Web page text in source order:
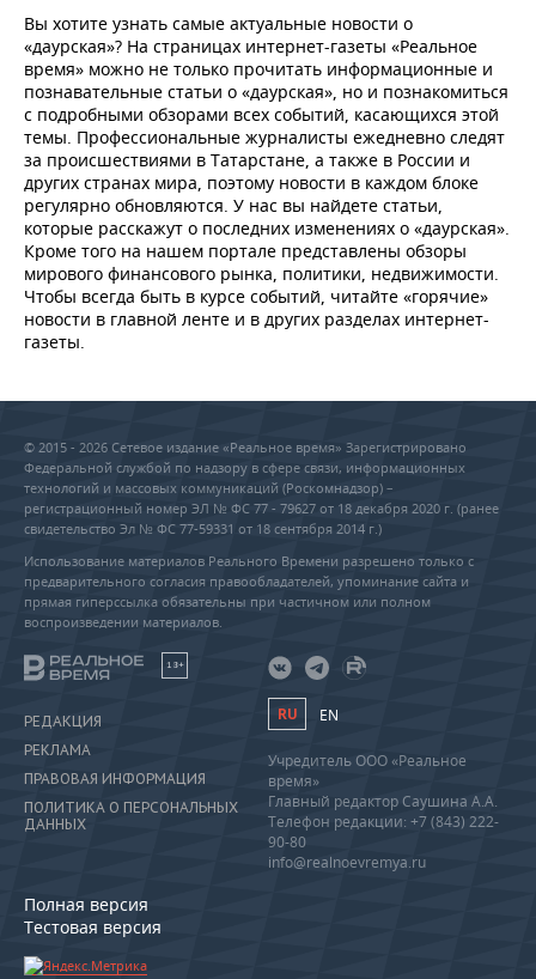
Вы хотите узнать самые актуальные новости о
«даурская»? На страницах интернет-газеты «Реальное
время» можно не только прочитать информационные и
познавательные статьи о «даурская», но и познакомиться
с подробными обзорами всех событий, касающихся этой
темы. Профессиональные журналисты ежедневно следят
за происшествиями в Татарстане, а также в России и
других странах мира, поэтому новости в каждом блоке
регулярно обновляются. У нас вы найдете статьи,
которые расскажут о последних изменениях о «даурская».
Кроме того на нашем портале представлены обзоры
мирового финансового рынка, политики, недвижимости.
Чтобы всегда быть в курсе событий, читайте «горячие»
новости в главной ленте и в других разделах интернет-
газеты.
© 2015 - 2026 Сетевое издание «Реальное время» Зарегистрировано
Федеральной службой по надзору в сфере связи, информационных
технологий и массовых коммуникаций (Роскомнадзор) –
регистрационный номер ЭЛ № ФС 77 - 79627 от 18 декабря 2020 г. (ранее
свидетельство Эл № ФС 77-59331 от 18 сентября 2014 г.)
Использование материалов Реального Времени разрешено только с
предварительного согласия правообладателей, упоминание сайта и
прямая гиперссылка обязательны при частичном или полном
воспроизведении материалов.
18+
РЕДАКЦИЯ
РЕКЛАМА
ПРАВОВАЯ ИНФОРМАЦИЯ
ПОЛИТИКА О ПЕРСОНАЛЬНЫХ
ДАННЫХ
Полная версия
Тестовая версия
RU EN
Учредитель ООО «Реальное
время»
Главный редактор Саушина А.А.
Телефон редакции: +7 (843) 222-
90-80
info@realnoevremya.ru